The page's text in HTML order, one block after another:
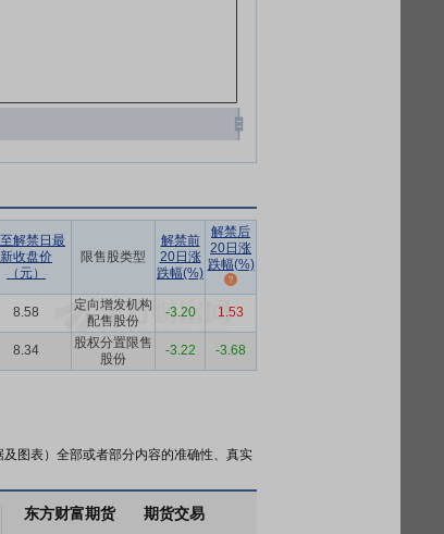
解禁日最
新收盘价
（元）
限售股类型
解禁前
20日涨
跌幅(%)
解禁后
20日涨
跌幅(%)
8.58
定向增发机构
配售股份
-3.20 1.53
8.34
股权分置限售
股份
-3.22 -3.68
图表）全部或者部分内容的准确性、真实
东方财富期货 期货交易